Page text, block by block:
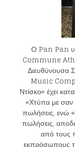
Ο Pan Pan
Commune
Music
Ντίσκο» έχει
«Χτύπα με σαν
πωλήσεις, ενώ
πωλήσεις,
από τους
εκπρόσωπους